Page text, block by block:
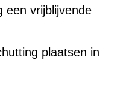
een vrijblijvende
plaatsen in